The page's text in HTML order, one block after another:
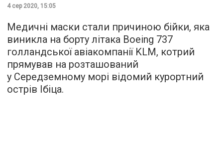
4 сер 2020, 15:05
Медичні маски стали причиною бійки, яка
виникла на борту літака Boeing 737
голландської авіакомпанії KLM, котрий
прямував на розташований
у Середземному морі відомий курортний
острів Ібіца.